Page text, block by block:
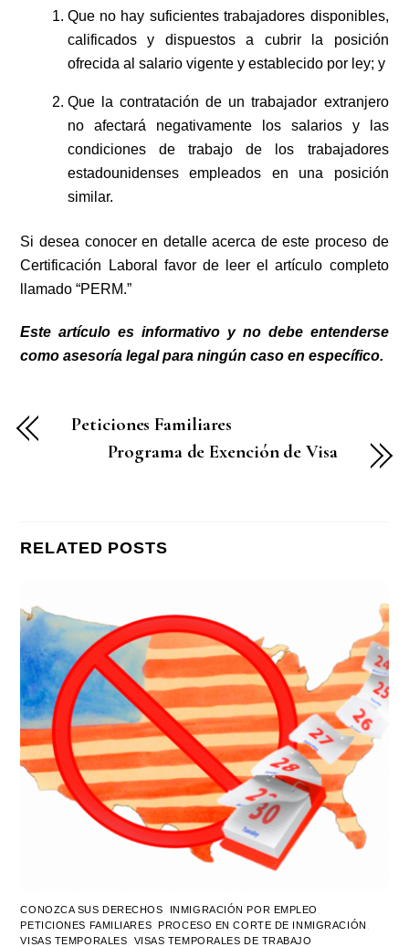
Que no hay suficientes trabajadores disponibles,
calificados y dispuestos a cubrir la posición
ofrecida al salario vigente y establecido por ley; y
Que la contratación de un trabajador extranjero
no afectará negativamente los salarios y las
condiciones de trabajo de los trabajadores
estadounidenses empleados en una posición
similar.
Si desea conocer en detalle acerca de este proceso de
Certificación Laboral favor de leer el artículo completo
llamado “PERM.”
Este artículo es informativo y no debe entenderse
como asesoría legal para ningún caso en específico.
Peticiones Familiares
Programa de Exención de Visa
RELATED POSTS
CONOZCA SUS DERECHOS INMIGRACIÓN POR EMPLEO
PETICIONES FAMILIARES ,PROCESO EN CORTE DE INMIGRACIÓN
VISAS TEMPORALES
VISAS TEMPORALES DE TRABAJO